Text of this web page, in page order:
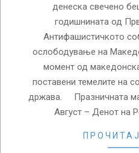
денеска свечено
годишнината од
Антифашистичкото
ослободување на
момент од
поставени темелите на
држава. Празничната
Август – Денот на